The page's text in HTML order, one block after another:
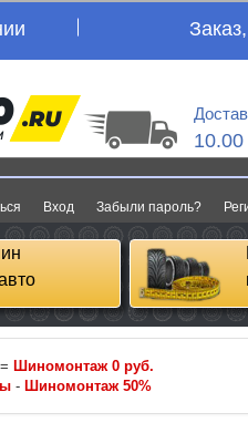
Вход Забыли пароль?
= Шиномонтаж 0 руб.
- Шиномонтаж 50%